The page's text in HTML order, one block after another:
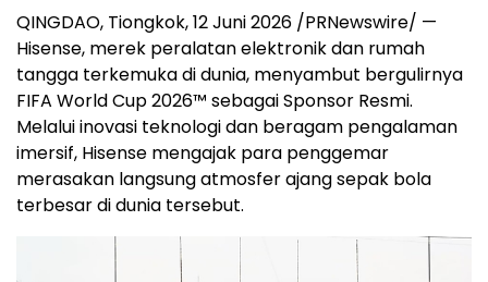
QINGDAO, Tiongkok, 12 Juni 2026 /PRNewswire/ —
Hisense, merek peralatan elektronik dan rumah
tangga terkemuka di dunia, menyambut bergulirnya
FIFA World Cup 2026™ sebagai Sponsor Resmi.
Melalui inovasi teknologi dan beragam pengalaman
imersif, Hisense mengajak para penggemar
merasakan langsung atmosfer ajang sepak bola
terbesar di dunia tersebut.